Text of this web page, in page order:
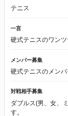
テニス
一言
硬式テニスのワンツ
メンバー募集
硬式テニスのメンバ
対戦相手募集
ダブルス(男、女、
す。